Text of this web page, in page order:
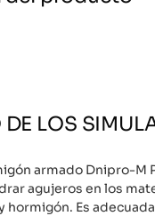
DE LOS
armado Dnipro-M
agujeros en los
hormigón. Es